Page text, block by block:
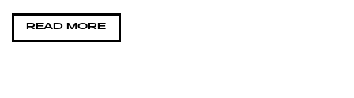
READ MORE